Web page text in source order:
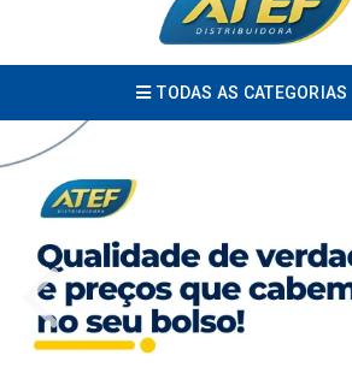
TODAS AS CATEGORIAS